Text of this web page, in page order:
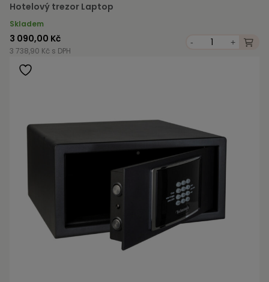
Hotelový trezor Laptop
Skladem
3 090,00 Kč
3 738,90 Kč s DPH
- +